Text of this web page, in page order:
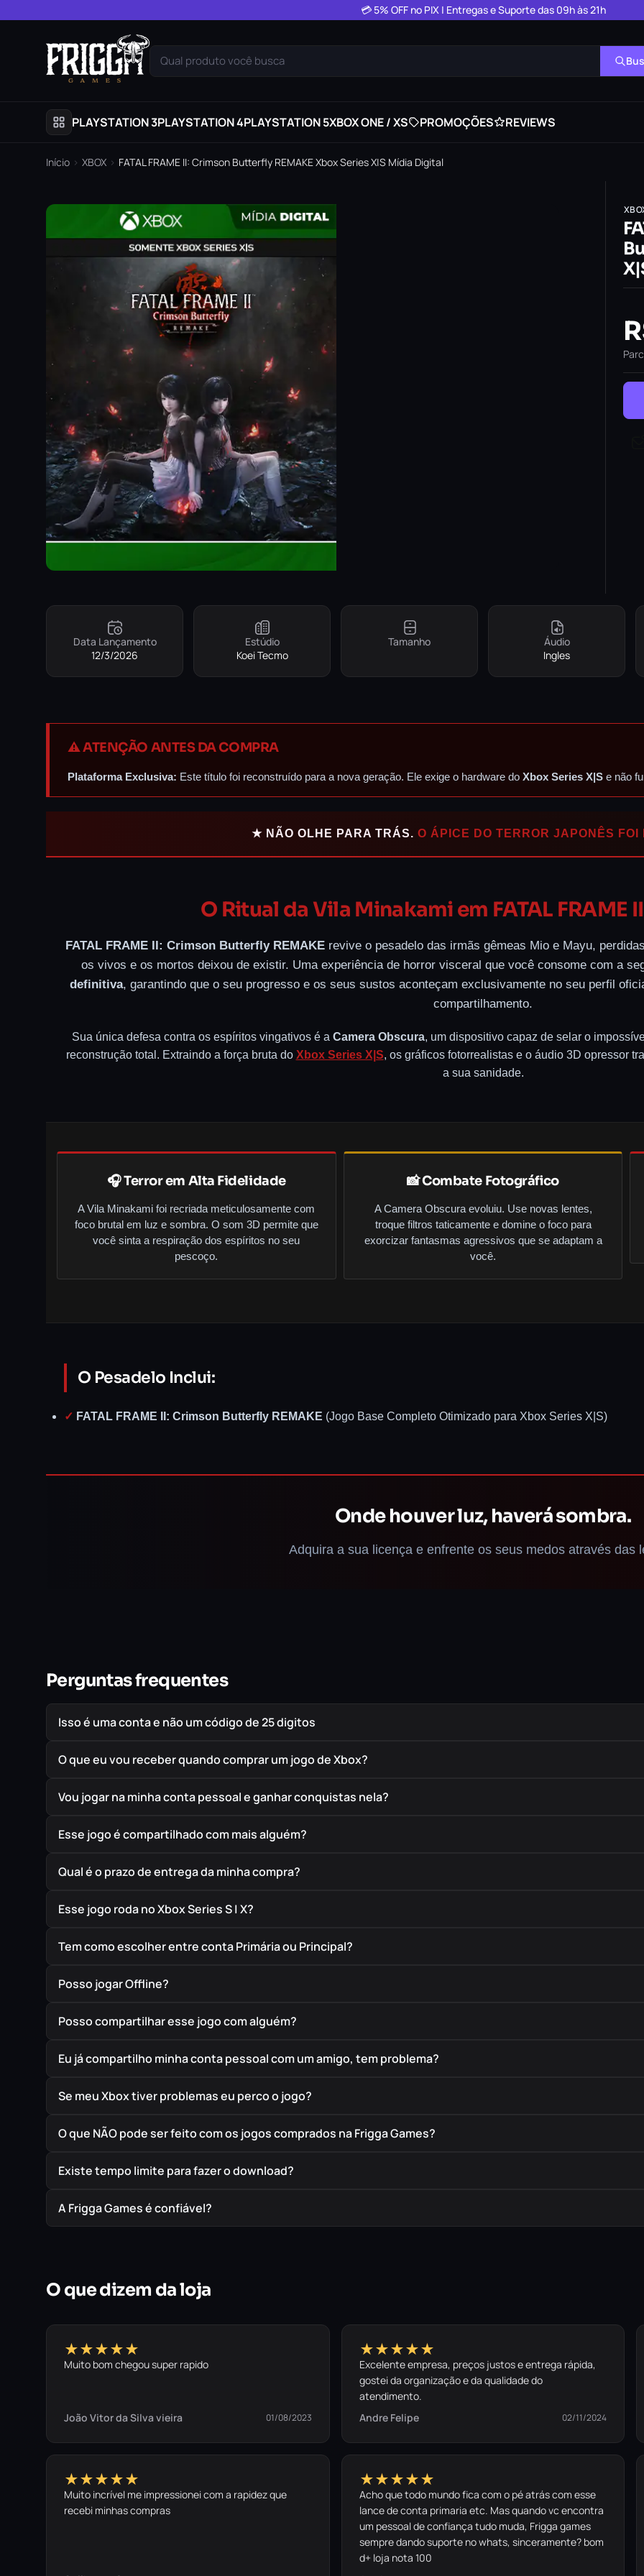
💳 5% OFF no PIX | Entregas e Suporte das 09h às 21h
Qual produto você busca
PLAYSTATION 3PLAYSTATION 4PLAYSTATION 5XBOX ONE / XS PROMOÇÕES REVIEWS
Início › XBOX › FATAL FRAME II: Crimson Butterfly REMAKE Xbox Series X|S Mídia Digital
Data Lançamento
12/3/2026
Estúdio
Koei Tecmo
Tamanho
Áudio
Ingles
⚠️ ATENÇÃO ANTES DA COMPRA
Plataforma Exclusiva: Este título foi reconstruído para a nova geração. Ele exige o hardware do Xbox Series X|S e não
★ NÃO OLHE PARA TRÁS. O ÁPICE DO TERROR JAPONÊS FOI
O Ritual da Vila Minakami em FATAL FRAME
FATAL FRAME II: Crimson Butterfly REMAKErevive o pesadelo das irmãs gêmeas Mio e Mayu,
os vivos e os mortos deixou de existir. Uma experiência de horror visceral que você consome com a
definitiva, garantindo que o seu progresso e os seus sustos aconteçam exclusivamente no seu perfil
compartilhamento.
Sua única defesa contra os espíritos vingativos é a Camera Obscura, um dispositivo capaz de selar o
reconstrução total. Extraindo a força bruta do Xbox Series X|S, os gráficos fotorrealistas e o áudio 3D opressor
a sua sanidade.
🎧 Terror em Alta Fidelidade
A Vila Minakami foi recriada meticulosamente com
foco brutal em luz e sombra. O som 3D permite que
você sinta a respiração dos espíritos no seu
pescoço.
📸 Combate Fotográfico
A Camera Obscura evoluiu. Use novas lentes,
troque filtros taticamente e domine o foco para
exorcizar fantasmas agressivos que se adaptam a
você.
O Pesadelo Inclui:
✓ FATAL FRAME II: Crimson Butterfly REMAKE (Jogo Base Completo Otimizado para Xbox Series X|S)
Onde houver luz, haverá sombra.
Adquira a sua licença e enfrente os seus medos através das
Perguntas frequentes
Isso é uma conta e não um código de 25 digitos
O que eu vou receber quando comprar um jogo de Xbox?
Vou jogar na minha conta pessoal e ganhar conquistas nela?
Esse jogo é compartilhado com mais alguém?
Qual é o prazo de entrega da minha compra?
Esse jogo roda no Xbox Series S | X?
Tem como escolher entre conta Primária ou Principal?
Posso jogar Offline?
Posso compartilhar esse jogo com alguém?
Eu já compartilho minha conta pessoal com um amigo, tem problema?
Se meu Xbox tiver problemas eu perco o jogo?
O que NÃO pode ser feito com os jogos comprados na Frigga Games?
Existe tempo limite para fazer o download?
A Frigga Games é confiável?
O que dizem da loja
★★★★★
Muito bom chegou super rapido
João Vitor da Silva vieira 01/08/2023
★★★★★
Excelente empresa, preços justos e entrega rápida,
gostei da organização e da qualidade do
atendimento.
Andre Felipe
02/11/2024
★★★★★
Muito incrível me impressionei com a rapidez que
recebi minhas compras
★★★★★
Acho que todo mundo fica com o pé atrás com esse
lance de conta primaria etc. Mas quando vc encontra
um pessoal de confiança tudo muda, Frigga games
sempre dando suporte no whats, sinceramente? bom
d+ loja nota 100